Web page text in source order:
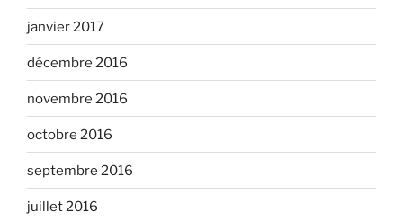
janvier 2017
décembre 2016
novembre 2016
octobre 2016
septembre 2016
juillet 2016